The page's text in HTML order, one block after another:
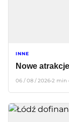
INNE
Nowe
06 / 08 / 2026•2 min